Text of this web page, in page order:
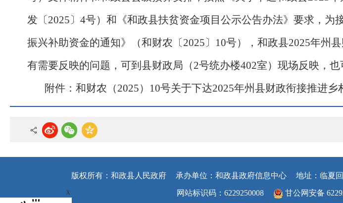
发〔2025〕4号）和《和政县扶贫资金项目公示公告办法》要求，
振兴补助资金的通知》（和财农〔2025〕10号），和政县2025年州
有需要反映的问题，可到县财政局（2号统办楼402室）现场反映，也
附件： 和财农（2025）10号关于下达2025年州县财政衔接推进
版权所有：和政县人民政府 承办单位：和政县政府信息中心 地址：临夏
网站标识码：6229250008 甘公网安备
x